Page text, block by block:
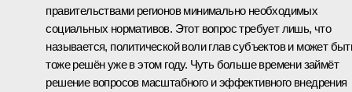
правительствами регионов минимально необходимых
социальных нормативов. Этот вопрос требует лишь, что
называется, политической воли глав субъектов и может
тоже решён уже в этом году. Чуть больше времени займёт
решение вопросов масштабного и эффективного внедрения